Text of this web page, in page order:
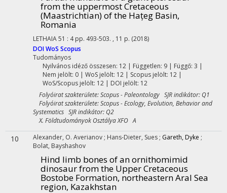
from the uppermost Cretaceous
(Maastrichtian) of the Hațeg Basin,
Romania
LETHAIA51 : 4 pp. 493-503. , 11 p. (2018)
DOIWoS Scopus
Tudományos
Nyilvános idéző összesen: 12| Független: 9 | Függő: 3 |
Nem jelölt: 0 | WoS jelölt: 12 | Scopus jelölt: 12 |
WoS/Scopus jelölt: 12 | DOI jelölt: 12
Folyóirat szakterülete: Scopus - Paleontology SJR indikátor: Q1
Folyóirat szakterülete: Scopus - Ecology, Evolution, Behavior and
Systematics SJR indikátor: Q2
X. Földtudományok Osztálya XFO A
10 Alexander, O. Averianov ; Hans-Dieter, Sues ; Gareth, Dyke ;
Bolat, Bayshashov
Hind limb bones of an ornithomimid
dinosaur from the Upper Cretaceous
Bostobe Formation, northeastern Aral Sea
region, Kazakhstan